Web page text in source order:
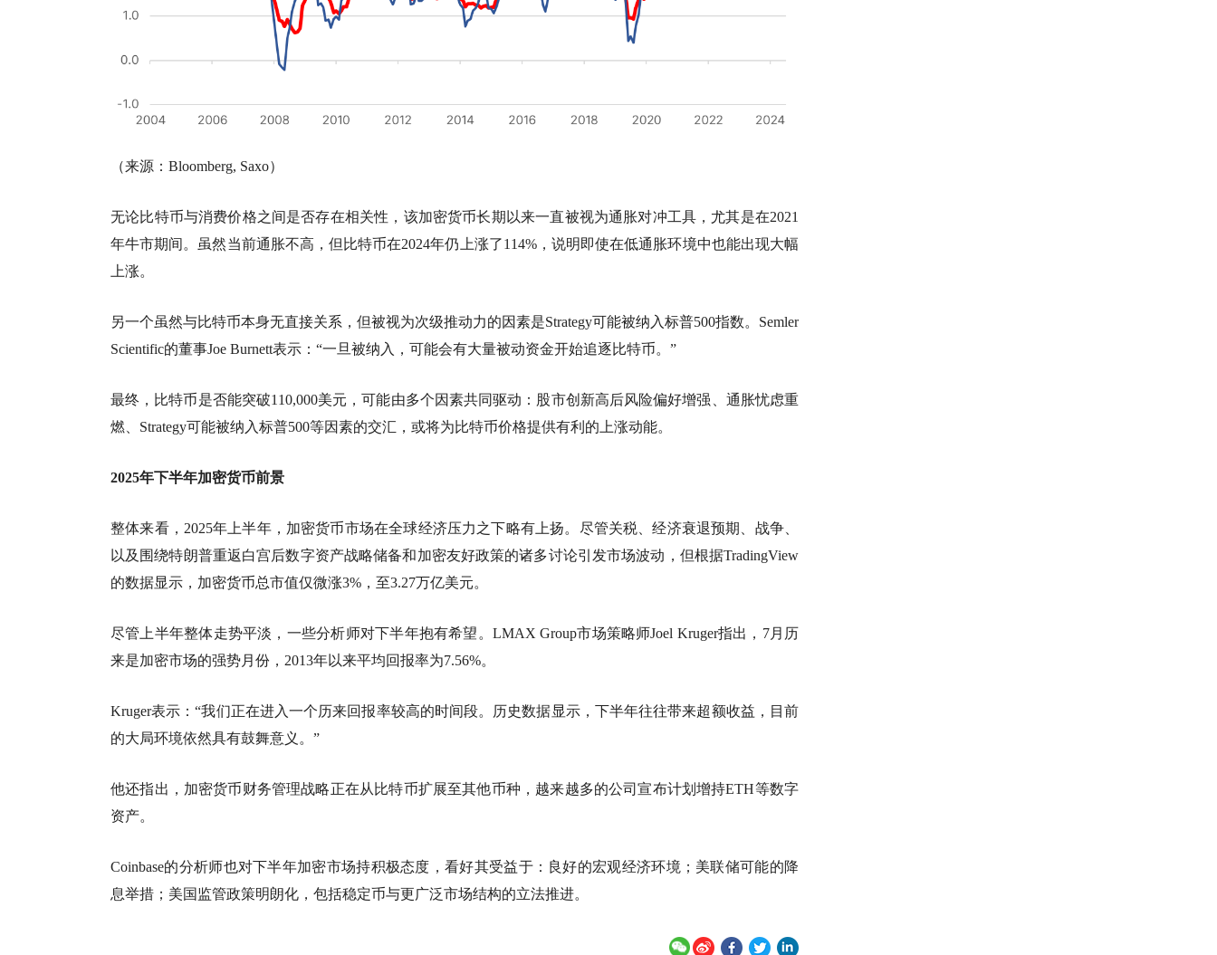
（来源：Bloomberg, Saxo）
无论比特币与消费价格之间是否存在相关性，该加密货币长期以来一直被视为通胀对冲工具，尤其是在2021
年牛市期间。虽然当前通胀不高，但比特币在2024年仍上涨了114%，说明即使在低通胀环境中也能出现大幅
上涨。
另一个虽然与比特币本身无直接关系，但被视为次级推动力的因素是Strategy可能被纳入标普500指数。Semler
Scientific的董事Joe Burnett表示：“一旦被纳入，可能会有大量被动资金开始追逐比特币。”
最终，比特币是否能突破110,000美元，可能由多个因素共同驱动：股市创新高后风险偏好增强、通胀忧虑重
燃、Strategy可能被纳入标普500等因素的交汇，或将为比特币价格提供有利的上涨动能。
2025年下半年加密货币前景
整体来看，2025年上半年，加密货币市场在全球经济压力之下略有上扬。尽管关税、经济衰退预期、战争、
以及围绕特朗普重返白宫后数字资产战略储备和加密友好政策的诸多讨论引发市场波动，但根据TradingView
的数据显示，加密货币总市值仅微涨3%，至3.27万亿美元。
尽管上半年整体走势平淡，一些分析师对下半年抱有希望。LMAX Group市场策略师Joel Kruger指出，7月历
来是加密市场的强势月份，2013年以来平均回报率为7.56%。
Kruger表示：“我们正在进入一个历来回报率较高的时间段。历史数据显示，下半年往往带来超额收益，目前
的大局环境依然具有鼓舞意义。”
他还指出，加密货币财务管理战略正在从比特币扩展至其他币种，越来越多的公司宣布计划增持ETH等数字
资产。
Coinbase的分析师也对下半年加密市场持积极态度，看好其受益于：良好的宏观经济环境；美联储可能的降
息举措；美国监管政策明朗化，包括稳定币与更广泛市场结构的立法推进。